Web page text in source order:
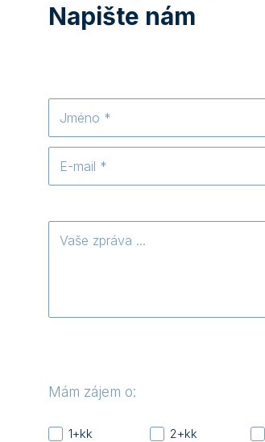
Napište nám
mail*
zpráva
Mám zájem o:
1+kk 2+kk